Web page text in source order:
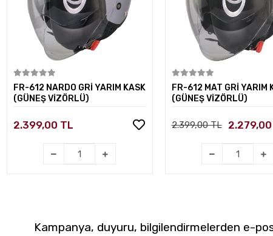
FR-612 NARDO GRİ YARIM KASK
(GÜNEŞ VİZÖRLÜ)
2.399,00 TL
FR-612 MAT GRİ YARIM
(GÜNEŞ VİZÖRLÜ)
2.399,00 TL
Kampanya, duyuru, bilgilendirmelerden e-